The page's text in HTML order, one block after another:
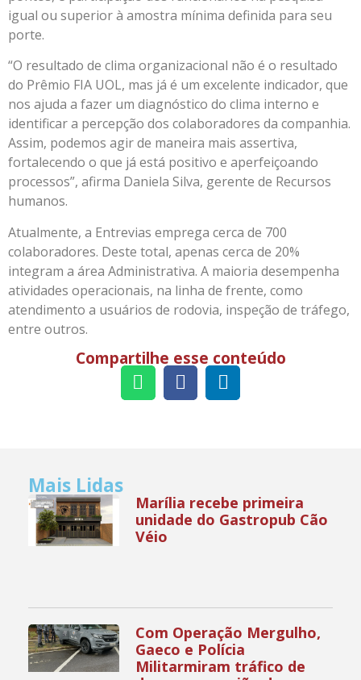
igual ou superior à amostra mínima definida para seu
porte.
“O resultado de clima organizacional não é o resultado
do Prêmio FIA UOL, mas já é um excelente indicador, que
nos ajuda a fazer um diagnóstico do clima interno e
identificar a percepção dos colaboradores da companhia.
Assim, podemos agir de maneira mais assertiva,
fortalecendo o que já está positivo e aperfeiçoando
processos”, afirma Daniela Silva, gerente de Recursos
humanos.
Atualmente, a Entrevias emprega cerca de 700
colaboradores. Deste total, apenas cerca de 20%
integram a área Administrativa. A maioria desempenha
atividades operacionais, na linha de frente, como
atendimento a usuários de rodovia, inspeção de tráfego,
entre outros.
Compartilhe esse conteúdo
Mais Lidas
Marília recebe primeira
unidade do Gastropub Cão
Véio
Com Operação Mergulho,
Gaeco e Polícia
Militarmiram tráfico de